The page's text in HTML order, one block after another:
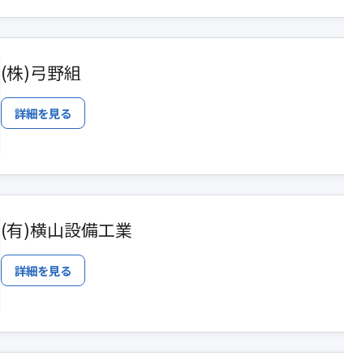
(株)弓野組
詳細を見る
(有)横山設備工業
詳細を見る